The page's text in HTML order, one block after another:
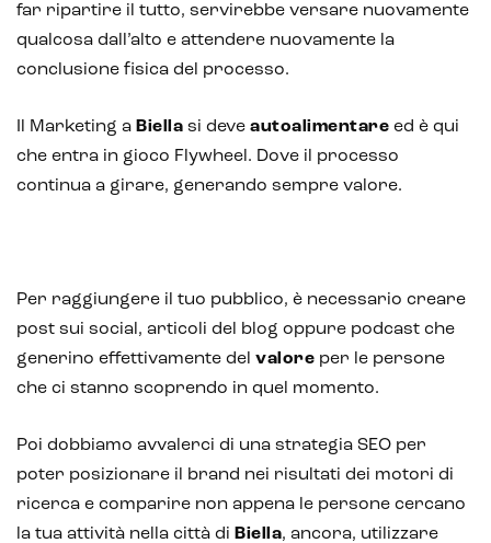
far ripartire il tutto, servirebbe versare nuovamente
qualcosa dall’alto e attendere nuovamente la
conclusione fisica del processo.
Il Marketing a Biella si deve autoalimentare ed è qui
che entra in gioco Flywheel. Dove il processo
continua a girare, generando sempre valore.
Per raggiungere il tuo pubblico, è necessario creare
post sui social, articoli del blog oppure podcast che
generino effettivamente del valore per le persone
che ci stanno scoprendo in quel momento.
Poi dobbiamo avvalerci di una strategia SEO per
poter posizionare il brand nei risultati dei motori di
ricerca e comparire non appena le persone cercano
la tua attività nella città di Biella, ancora, utilizzare